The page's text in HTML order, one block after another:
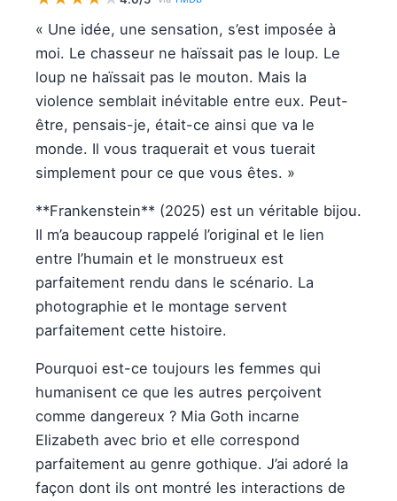
« Une idée, une sensation, s’est imposée à
moi. Le chasseur ne haïssait pas le loup. Le
loup ne haïssait pas le mouton. Mais la
violence semblait inévitable entre eux. Peut-
être, pensais-je, était-ce ainsi que va le
monde. Il vous traquerait et vous tuerait
simplement pour ce que vous êtes. »
**Frankenstein** (2025) est un véritable bijou.
Il m’a beaucoup rappelé l’original et le lien
entre l’humain et le monstrueux est
parfaitement rendu dans le scénario. La
photographie et le montage servent
parfaitement cette histoire.
Pourquoi est-ce toujours les femmes qui
humanisent ce que les autres perçoivent
comme dangereux ? Mia Goth incarne
Elizabeth avec brio et elle correspond
parfaitement au genre gothique. J’ai adoré la
façon dont ils ont montré les interactions de